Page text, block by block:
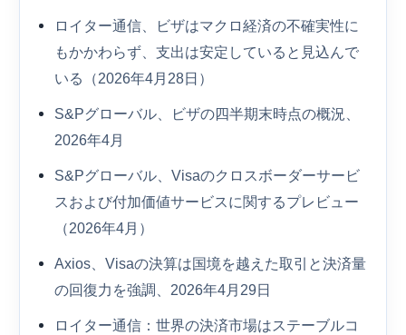
ロイター通信、ビザはマクロ経済の不確実性に
もかかわらず、支出は安定していると見込んで
いる（2026年4月28日）
S&Pグローバル、ビザの四半期末時点の概況、
2026年4月
S&Pグローバル、Visaのクロスボーダーサービ
スおよび付加価値サービスに関するプレビュー
（2026年4月）
Axios、Visaの決算は国境を越えた取引と決済量
の回復力を強調、2026年4月29日
ロイター通信：世界の決済市場はステーブルコ